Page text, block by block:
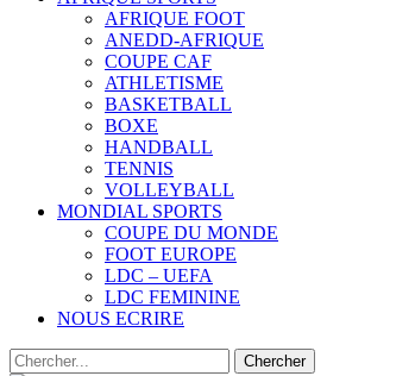
AFRIQUE FOOT
ANEDD-AFRIQUE
COUPE CAF
ATHLETISME
BASKETBALL
BOXE
HANDBALL
TENNIS
VOLLEYBALL
MONDIAL SPORTS
COUPE DU MONDE
FOOT EUROPE
LDC – UEFA
LDC FEMININE
NOUS ECRIRE